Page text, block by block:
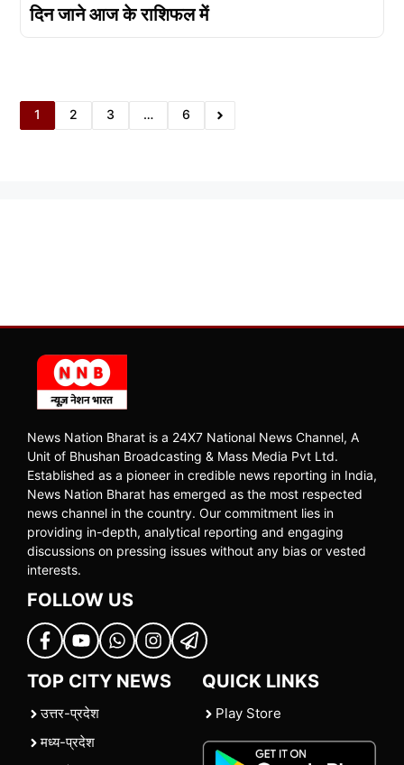
दिन जाने आज के राशिफल में
1 2 3 … 6
News Nation Bharat is a 24X7 National News Channel, A
Unit of Bhushan Broadcasting & Mass Media Pvt Ltd.
Established as a pioneer in credible news reporting in India,
News Nation Bharat has emerged as the most respected
news channel in the country. Our commitment lies in
providing in-depth, analytical reporting and engaging
discussions on pressing issues without any bias or vested
interests.
FOLLOW US
TOP CITY NEWS
उत्तर-प्रदेश
मध्य-प्रदेश
QUICK LINKS
Play Store